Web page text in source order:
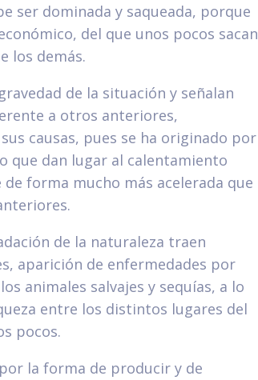
ser dominada y saqueada, porque
del que unos pocos sacan
los demás.
de la situación y señalan
a otros anteriores,
causas, pues se ha originado por
que dan lugar al calentamiento
forma mucho más acelerada que
de la naturaleza traen
aparición de enfermedades por
animales salvajes y sequías, a lo
entre los distintos lugares del
pocos.
la forma de producir y de